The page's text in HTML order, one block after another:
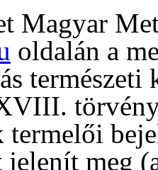
Magyar
oldalán a
termelői
meg